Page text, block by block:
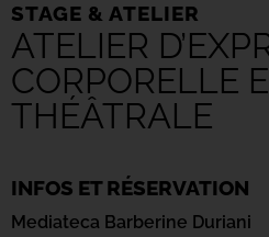
STAGE & ATELIER
ATELIER
CORPORELLE
THÉÂTRALE
INFOS ET RÉSERVATION
Mediateca Barberine Duriani